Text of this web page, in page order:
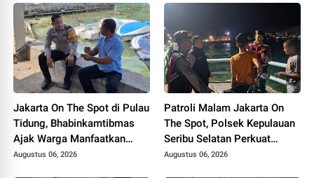
Jakarta On The Spot di Pulau
Tidung, Bhabinkamtibmas
Ajak Warga Manfaatkan
Layanan Polri 110
Augustus 06, 2026
Patroli Malam Jakarta On
The Spot, Polsek Kepulauan
Seribu Selatan Perkuat
Kedekatan dengan Warga
Augustus 06, 2026